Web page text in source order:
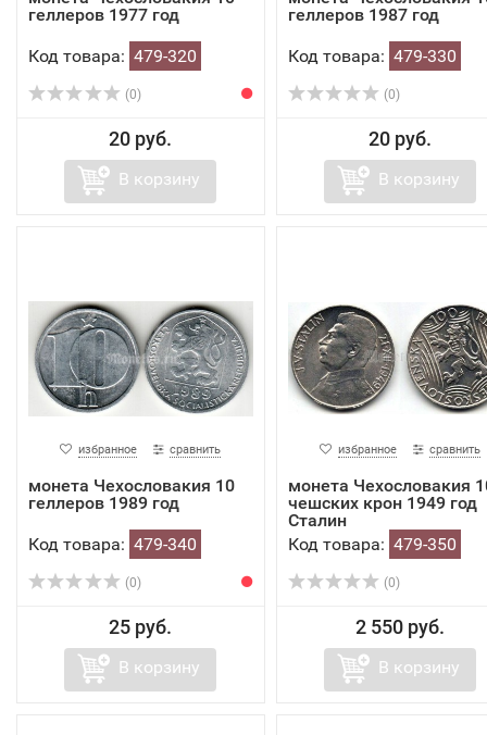
геллеров 1977 год
Код товара: 479-320
(0)
20 руб.
В корзину
геллеров 1987 год
Код товара: 479-330
(0)
20 руб.
В корзину
избранное сравнить
монета Чехословакия 10
геллеров 1989 год
Код товара: 479-340
(0)
25 руб.
В корзину
избранное сравнить
монета Чехословакия
чешских крон 1949 год
Сталин
Код товара: 479-350
(0)
2 550 руб.
В корзину